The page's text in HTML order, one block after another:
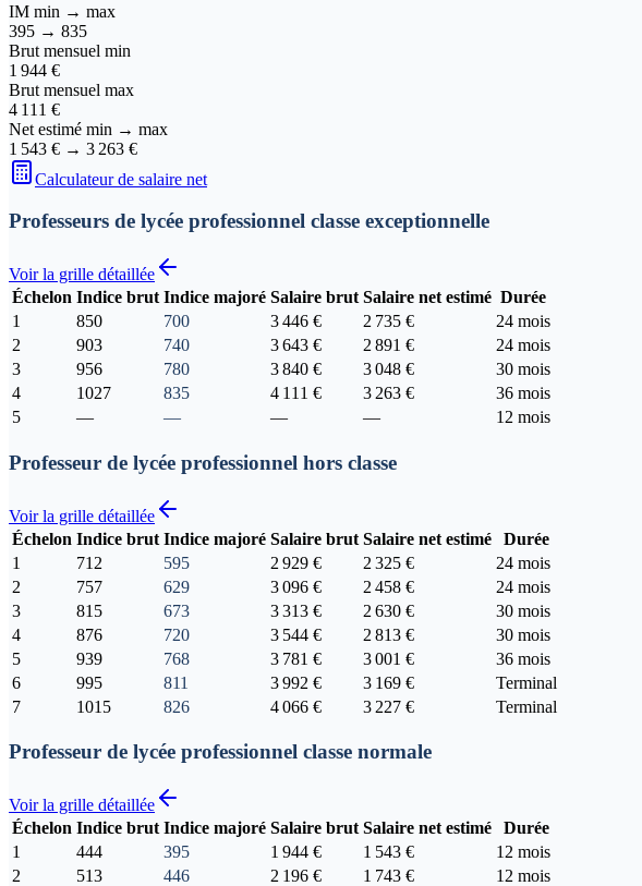
IM min → max
395 → 835
Brut mensuel min
1 944 €
Brut mensuel max
4 111 €
Net estimé min → max
1 543 € → 3 263 €
Calculateur de salaire net
Professeurs de lycée professionnel classe exceptionnelle
Voir la grille détaillée
Échelon Indice brut Indice majoré Salaire brut Salaire net estimé Durée
1
850 700 3 446 € 2 735 €
24 mois
2
903 740 3 643 € 2 891 €
24 mois
3
956 780 3 840 € 3 048 €
30 mois
4
1027 835 4 111 € 3 263 €
36 mois
5
— — — — 12 mois
Professeur de lycée professionnel hors classe
Voir la grille détaillée
Échelon Indice brut Indice majoré Salaire brut Salaire net estimé
Durée
1
712 595 2 929 € 2 325 €
24 mois
2
757 629 3 096 € 2 458 €
24 mois
3
815 673 3 313 € 2 630 €
30 mois
4
876 720 3 544 € 2 813 €
30 mois
5
939 768 3 781 € 3 001 €
36 mois
6
995 811 3 992 € 3 169 €
Terminal
7
1015 826 4 066 € 3 227 € Terminal
Professeur de lycée professionnel classe normale
Voir la grille détaillée
Échelon Indice brut Indice majoré Salaire brut Salaire net estimé
Durée
1
444 395 1 944 € 1 543 €
12 mois
2
513 446 2 196 € 1 743 €
12 mois